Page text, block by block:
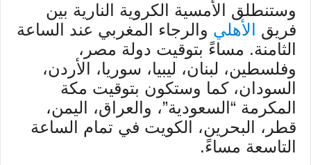
وستنطلق الأمسية الكروية النارية بين
فريق
الأهلي والرجاء المغربي عند الساعة
الثامنة. مساءً بتوقيت دولة مصر،
وفلسطين، لبنان، ليبيا، سوريا، الأردن،
السودان، كما وستكون بتوقيت مكة
المكرمة “السعودية”، والعراق، اليمن،
قطر، البحرين، الكويت في تمام الساعة
التاسعة مساءً.